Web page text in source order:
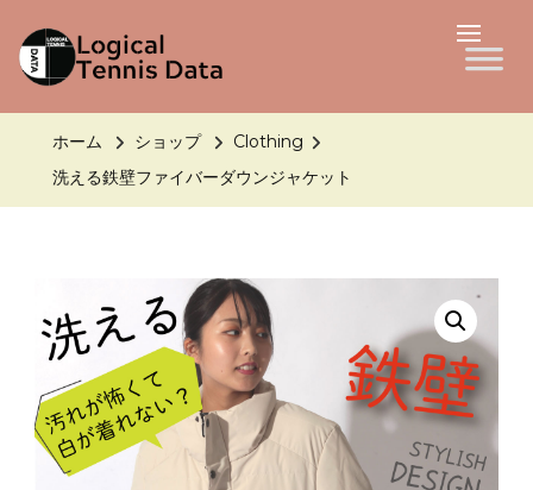
LTD
Logical Tennis Data
ホーム ショップ
Clothing
洗える鉄壁ファイバーダウンジャケット